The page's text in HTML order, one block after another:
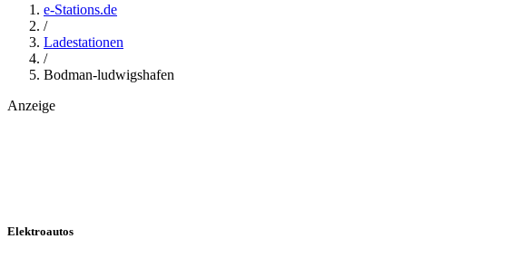
e-Stations.de
/
Ladestationen
/
Bodman-ludwigshafen
Anzeige
Elektroautos